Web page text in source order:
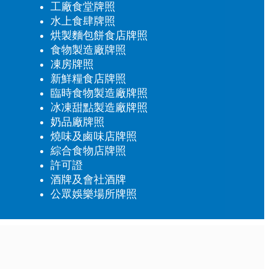
工廠食堂牌照
水上食肆牌照
烘製麵包餅食店牌照
食物製造廠牌照
凍房牌照
新鮮糧食店牌照
臨時食物製造廠牌照
冰凍甜點製造廠牌照
奶品廠牌照
燒味及鹵味店牌照
綜合食物店牌照
許可證
酒牌及會社酒牌
公眾娛樂場所牌照